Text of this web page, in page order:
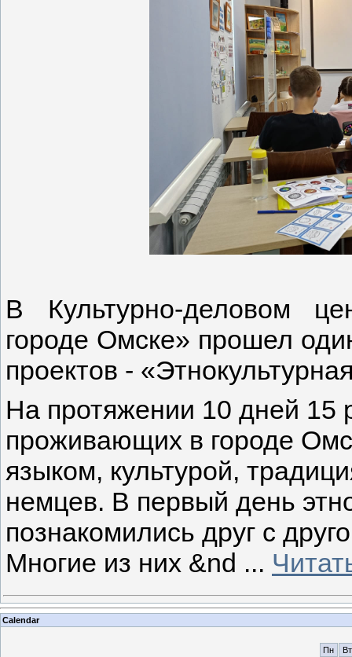
В Культурно-деловом
городе Омске» прошел
проектов -
На протяжении 10 дней 15
проживающих в городе
языком, культурой,
немцев. В первый день
познакомились друг с
Многие из них &nd ...
Calendar
Пн Вт